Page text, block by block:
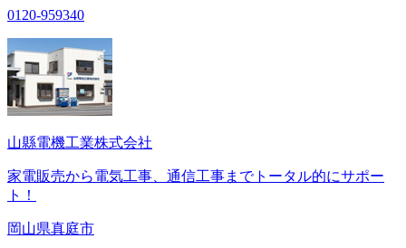
0120-959340
山縣電機工業株式会社
家電販売から電気工事、通信工事までトータル的にサポー
ト！
岡山県真庭市